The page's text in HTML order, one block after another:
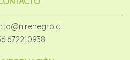
672210938